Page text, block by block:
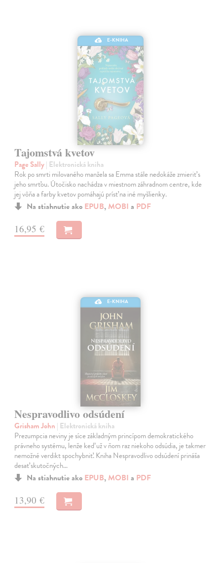
E-KNIHA
Tajomstvá kvetov
Page Sally| Elektronická kniha
Rok po smrti milovaného manžela sa Emma stále nedokáže zmieriť s
jeho smrťou. Útočisko nachádza v miestnom záhradnom centre, kde
jej vôňa a farby kvetov pomáhajú prísť na iné myšlienky.
Na stiahnutie ako EPUB, MOBI a PDF
16,95 €
E-KNIHA
Nespravodlivo odsúdení
Grisham John | Elektronická kniha
Prezumpcia neviny je síce základným princípom demokratického
právneho systému, lenže keď už v ňom raz niekoho odsúdia, je takmer
nemožné verdikt spochybniť. Kniha Nespravodlivo odsúdení prináša
desať skutočných…
Na stiahnutie ako EPUB, MOBI a PDF
13,90 €